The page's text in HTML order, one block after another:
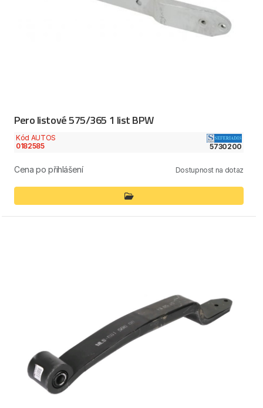
Pero listové 575/365 1 list BPW
Kód AUTOS
0182585
5730200
Cena po přihlášení Dostupnost na dotaz